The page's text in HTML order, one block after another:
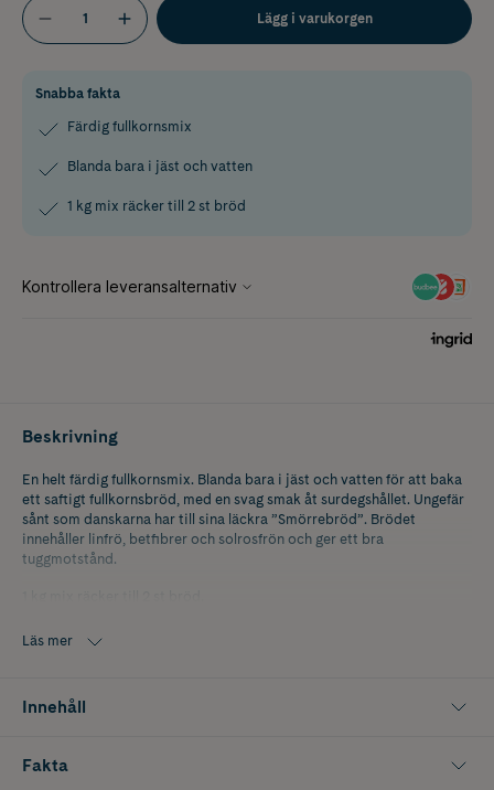
Lägg i varukorgen
Snabba fakta
Färdig fullkornsmix
Blanda bara i jäst och vatten
1 kg mix räcker till 2 st bröd
Beskrivning
En helt färdig fullkornsmix. Blanda bara i jäst och vatten för att baka
ett saftigt fullkornsbröd, med en svag smak åt surdegshållet. Ungefär
sånt som danskarna har till sina läckra ”Smörrebröd”. Brödet
innehåller linfrö, betfibrer och solrosfrön och ger ett bra
tuggmotstånd.
Läs mer
Innehåll
Fakta